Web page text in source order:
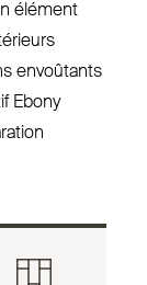
élément
envoûtants
Ebony